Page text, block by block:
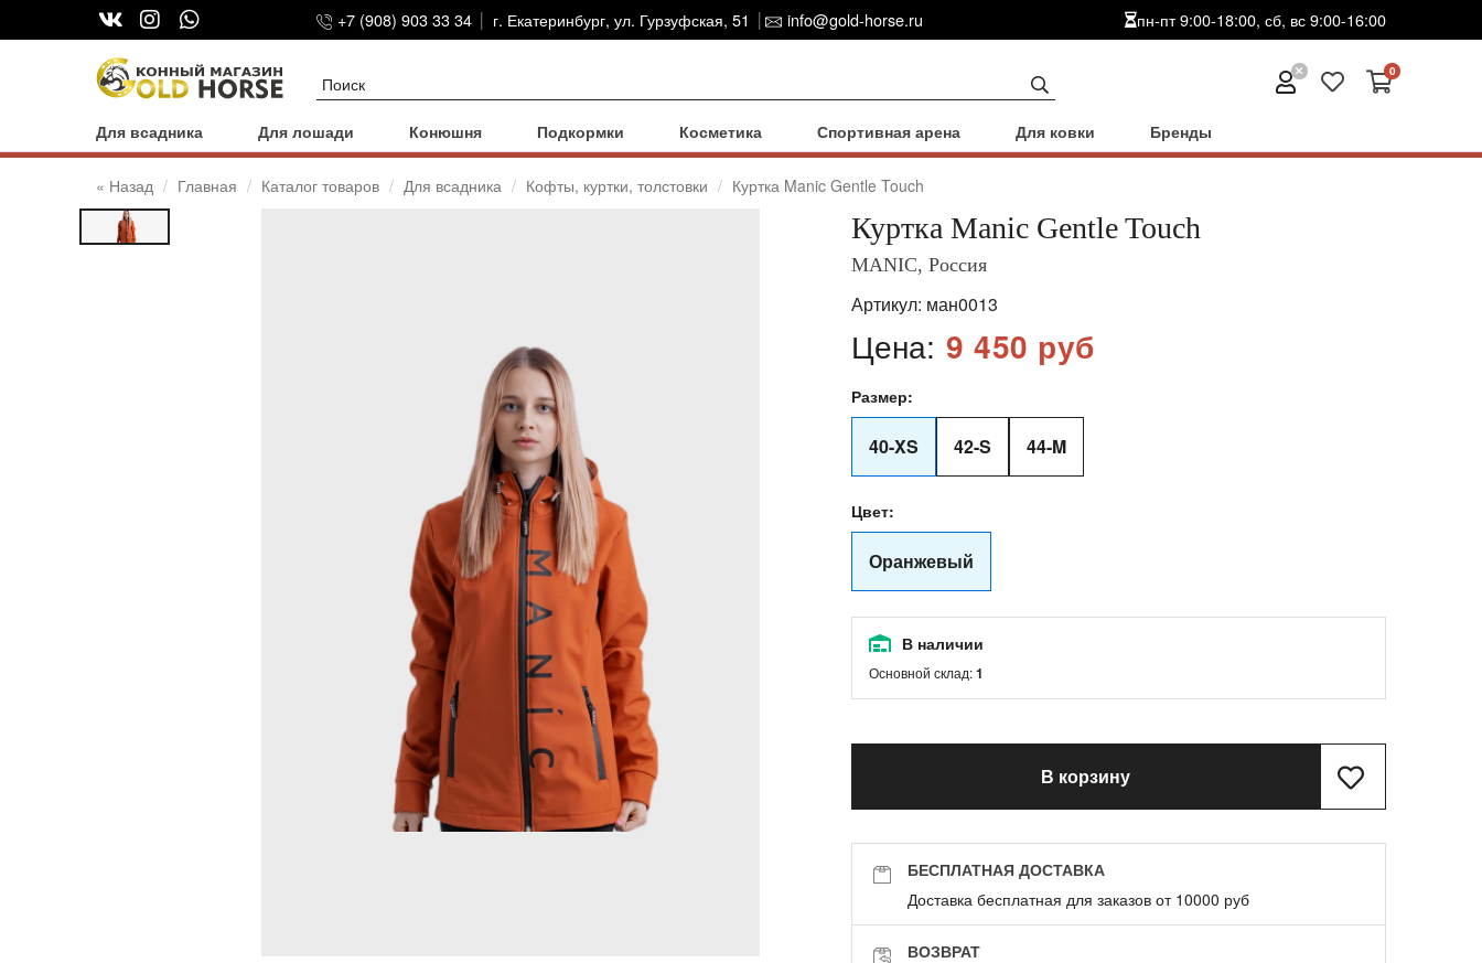
+7 (908) 903 33 34 г. Екатеринбург, ул. Гурзуфская, 51 info@gold-horse.ru пн-пт 9:00-18:00, сб, вс 9:00-16:00
0
Для всадника Для лошади Конюшня Подкормки Косметика Спортивная арена Для ковки Бренды
« Назад Главная Каталог товаров Для всадника Кофты, куртки, толстовки Куртка Manic Gentle Touch
Куртка Manic Gentle Touch
MANIC, Россия
Артикул: ман0013
Цена: 9 450 руб
Размер:
40-XS 42-S 44-M
Цвет:
Оранжевый
В наличии
Основной склад:1
В корзину
БЕСПЛАТНАЯ ДОСТАВКА
Доставка бесплатная для заказов от 10000 руб
ВОЗВРАТ